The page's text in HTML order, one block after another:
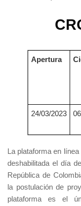
Apertura
24/03/2023
La plataforma en
deshabilitada el día
República de
la postulación de
plataforma es el